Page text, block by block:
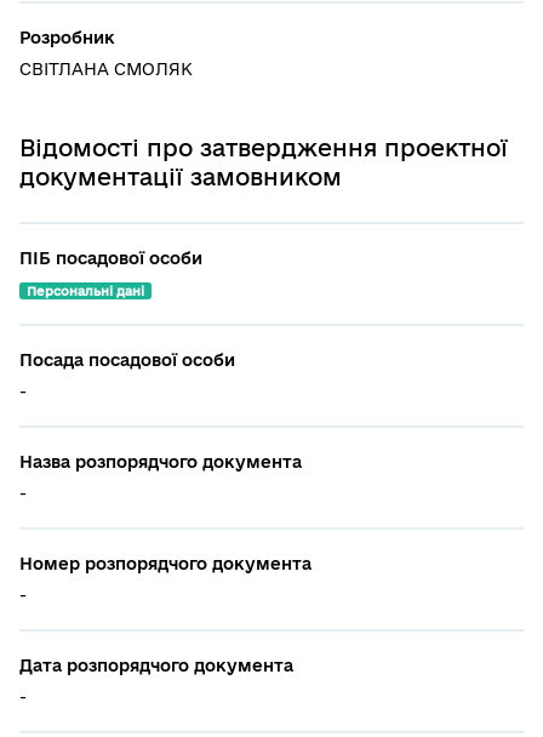
Розробник
СВІТЛАНА СМОЛЯК
Відомості про затвердження проектної
документації замовником
ПІБ посадової особи
Персональні дані
Посада посадової особи
-
Назва розпорядчого документа
-
Номер розпорядчого документа
-
Дата розпорядчого документа
-